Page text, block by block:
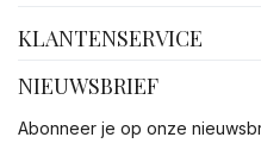
KLANTENSERVICE
NIEUWSBRIEF
Abonneer je op onze